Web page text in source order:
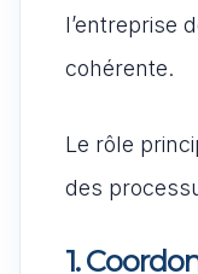
l’entreprise
cohérente.
Le rôle
des
1.